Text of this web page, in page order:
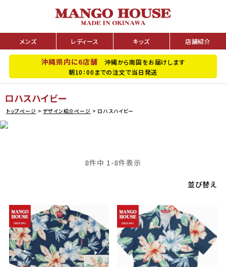
メンズ レディース キッズ 店舗紹介
沖縄県内に6店舗 沖縄から南国をお届けします
朝10：00までの注文で当日発送
ロハスハイビー
トップページ デザイン紹介ページ ロハスハイビー
並び替え
8件中 1-8件表示